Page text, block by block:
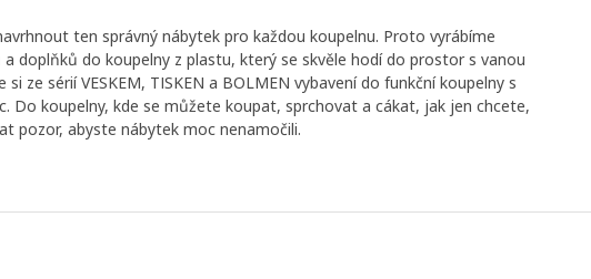
ten správný nábytek pro každou koupelnu. Proto vyrábíme
doplňků do koupelny z plastu, který se skvěle hodí do prostor s vanou
si ze sérií VESKEM, TISKEN a BOLMEN vybavení do funkční koupelny s
Do koupelny, kde se můžete koupat, sprchovat a cákat, jak jen chcete,
pozor, abyste nábytek moc nenamočili.